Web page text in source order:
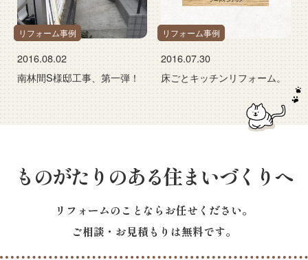
リフォーム事例
2016.08.02
南林間S様邸工事、第一弾！
リフォーム事例
2016.07.30
床ごとキッチンリフォーム。
ものがたりのある住まいづくりへ
リフォームのことならお任せください。
ご相談・お見積もりは無料です。